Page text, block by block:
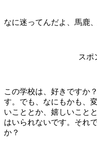
なに迷ってんだよ、馬鹿
スポ
この学校は、好きですか
す。でも、なにもかも、
いこととか、嬉しいこと
はいられないです。それ
か？